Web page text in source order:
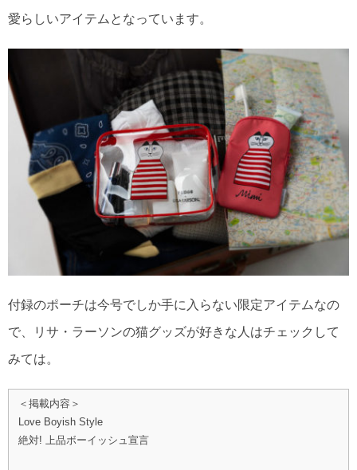
愛らしいアイテムとなっています。
付録のポーチは今号でしか手に入らない限定アイテムなの
で、リサ・ラーソンの猫グッズが好きな人はチェックして
みては。
＜掲載内容＞
Love Boyish Style
絶対! 上品ボーイッシュ宣言